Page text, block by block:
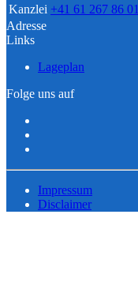
Kanzlei +41 61 267 86 01
Adresse
Links
Lageplan
Folge uns auf
Impressum
Disclaimer